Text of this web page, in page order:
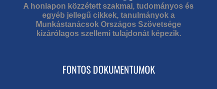
A honlapon közzétett szakmai, tudományos és
egyéb jellegű cikkek, tanulmányok a
Munkástanácsok Országos Szövetsége
kizárólagos szellemi tulajdonát képezik.
FONTOS DOKUMENTUMOK